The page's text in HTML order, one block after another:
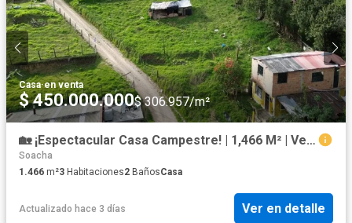
Casa·en venta
$ 450.000.000$ 306.957/m²
🏡 ¡Espectacular Casa Campestre! | 1,466 M² | Vereda La Unión | A Pasos De Vía Principal
Soacha
1.466 m²3 Habitaciones2 BañosCasa
Actualizado hace 3 días Ver en detalle